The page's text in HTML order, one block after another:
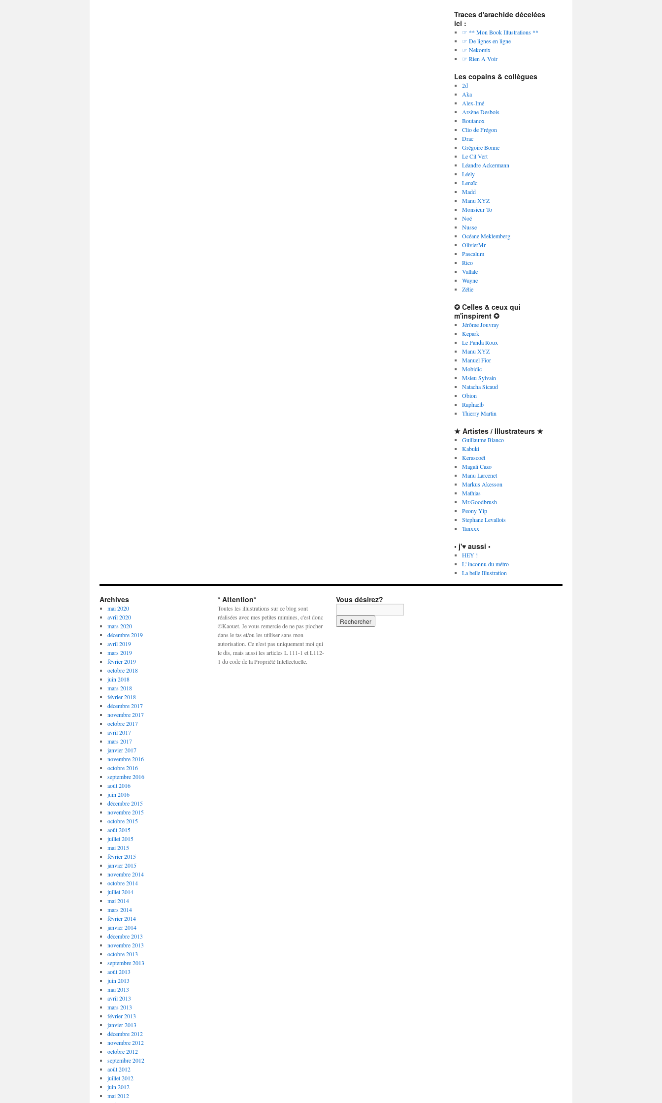
Traces d'arachide décelées
ici :
☞ ** Mon Book Illustrations **
☞ De lignes en ligne
☞ Nekomix
☞ Rien A Voir
Les copains & collègues
2d
Aka
Alex-Imé
Arsène Desbois
Boutanox
Clio de Frégon
Drac
Grégoire Bonne
Le Cil Vert
Léandre Ackermann
Léely
Lenaïc
Madd
Manu XYZ
Monsieur To
Noé
Nusse
Océane Meklemberg
OlivierMr
Pascalum
Rico
Vallale
Wayne
Zélie
✪ Celles & ceux qui
m'inspirent ✪
Jérôme Jouvray
Kepark
Le Panda Roux
Manu XYZ
Manuel Fior
Mobidic
Msieu Sylvain
Natacha Sicaud
Obion
Raphaelb
Thierry Martin
★ Artistes / Illustrateurs ★
Guillaume Bianco
Kabuki
Kerascoët
Magali Cazo
Manu Larcenet
Markus Akesson
Mathias
Mr.Goodbrush
Peony Yip
Stephane Levallois
Tanxxx
• j'♥ aussi •
HEY !
L' inconnu du métro
La belle Illustration
Archives
mai 2020
avril 2020
mars 2020
décembre 2019
avril 2019
mars 2019
février 2019
octobre 2018
juin 2018
mars 2018
février 2018
décembre 2017
novembre 2017
octobre 2017
avril 2017
mars 2017
janvier 2017
novembre 2016
octobre 2016
septembre 2016
août 2016
juin 2016
décembre 2015
novembre 2015
octobre 2015
août 2015
juillet 2015
mai 2015
février 2015
janvier 2015
novembre 2014
octobre 2014
juillet 2014
mai 2014
mars 2014
février 2014
janvier 2014
décembre 2013
novembre 2013
octobre 2013
septembre 2013
août 2013
juin 2013
mai 2013
avril 2013
mars 2013
février 2013
janvier 2013
décembre 2012
novembre 2012
octobre 2012
septembre 2012
août 2012
juillet 2012
juin 2012
mai 2012
* Attention*
Toutes les illustrations sur ce blog sont
réalisées avec mes petites mimines, c'est donc
©Kaouet. Je vous remercie de ne pas piocher
dans le tas et/ou les utiliser sans mon
autorisation. Ce n'est pas uniquement moi qui
le dis, mais aussi les articles L 111-1 et L112-
1 du code de la Propriété Intellectuelle.
Vous désirez?